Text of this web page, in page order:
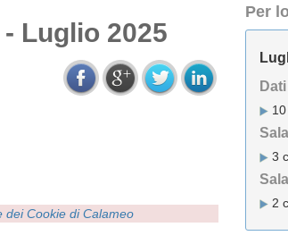
Luglio 2025
dei Cookie di Calameo
Per
3
2